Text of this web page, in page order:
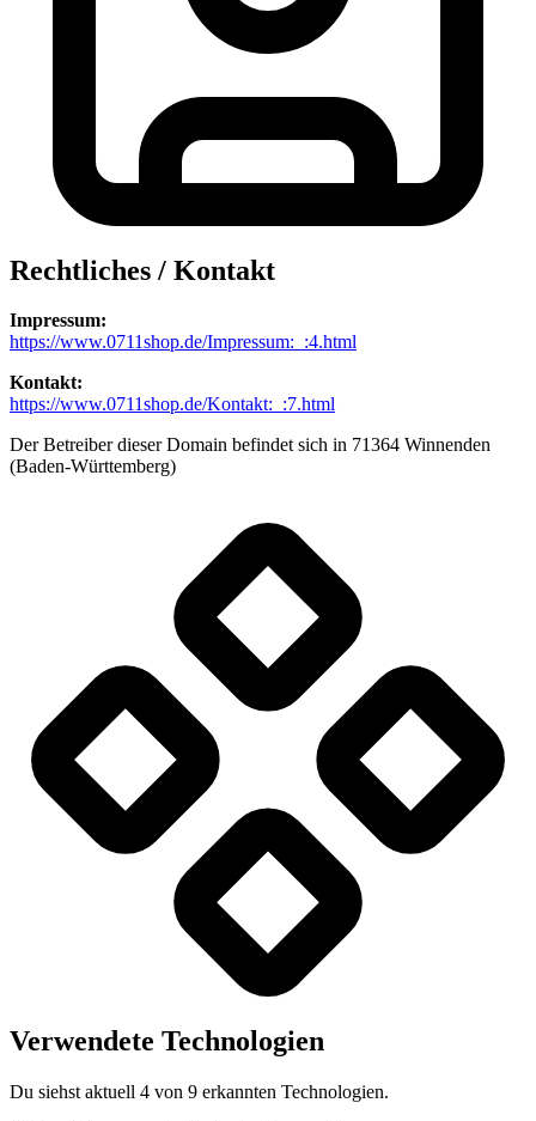
Rechtliches / Kontakt
Impressum:
https://www.0711shop.de/Impressum:_:4.html
Kontakt:
https://www.0711shop.de/Kontakt:_:7.html
Der Betreiber dieser Domain befindet sich in 71364 Winnenden
(Baden-Württemberg)
Verwendete Technologien
Du siehst aktuell 4 von 9 erkannten Technologien.